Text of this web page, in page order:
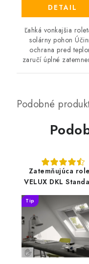
DETAIL
Ľahká vonkajšia
solárny pohon
ochrana pred
zaručí úplné
Zatemňujúca
VELUX DKL
Tip